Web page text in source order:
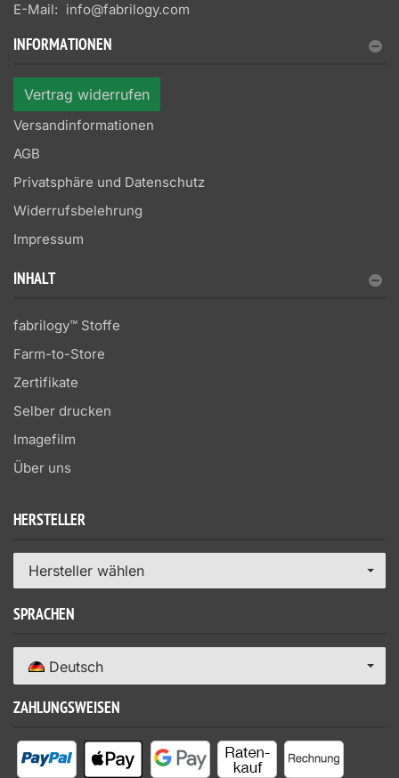
E-Mail: info@fabrilogy.com
INFORMATIONEN
Vertrag widerrufen
Versandinformationen
AGB
Privatsphäre und Datenschutz
Widerrufsbelehrung
Impressum
INHALT
fabrilogy™ Stoffe
Farm-to-Store
Zertifikate
Selber drucken
Imagefilm
Über uns
HERSTELLER
Hersteller wählen
SPRACHEN
Deutsch
ZAHLUNGSWEISEN